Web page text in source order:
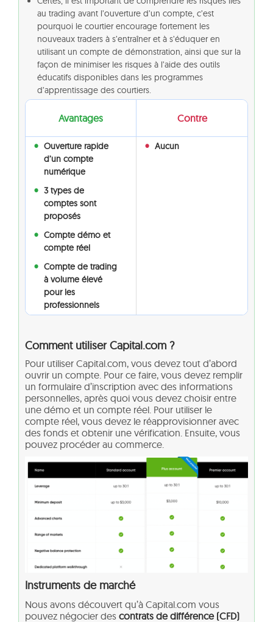
au trading avant l’ouverture d’un compte, c’est
pourquoi le courtier encourage fortement les
nouveaux traders à s’entraîner et à s’éduquer en
utilisant un compte de démonstration, ainsi que sur la
façon de minimiser les risques à l’aide des outils
éducatifs disponibles dans les programmes
d’apprentissage des courtiers.
Avantages Contre
Ouverture rapide
d’un compte
numérique
Aucun
3 types de
comptes sont
proposés
Compte démo et
compte réel
Compte de trading
à volume élevé
pour les
professionnels
Comment utiliser Capital.com ?
Pour utiliser Capital.com, vous devez tout d’abord
ouvrir un compte. Pour ce faire, vous devez remplir
un formulaire d’inscription avec des informations
personnelles, après quoi vous devez choisir entre
une démo et un compte réel. Pour utiliser le
compte réel, vous devez le réapprovisionner avec
des fonds et obtenir une vérification. Ensuite, vous
pouvez procéder au commerce.
Instruments de marché
Nous avons découvert qu’à Capital.com vous
pouvez négocier des contrats de différence (CFD)